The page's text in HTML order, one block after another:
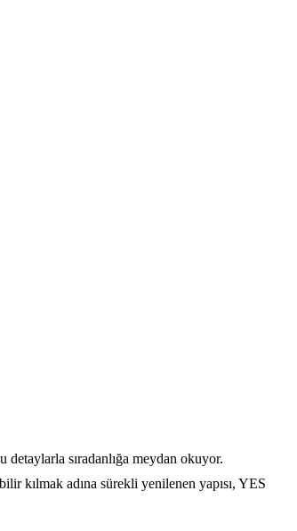
detaylarla sıradanlığa meydan okuyor.
kılmak adına sürekli yenilenen yapısı, YES